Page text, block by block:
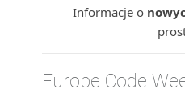
Informacje o
Europe Code